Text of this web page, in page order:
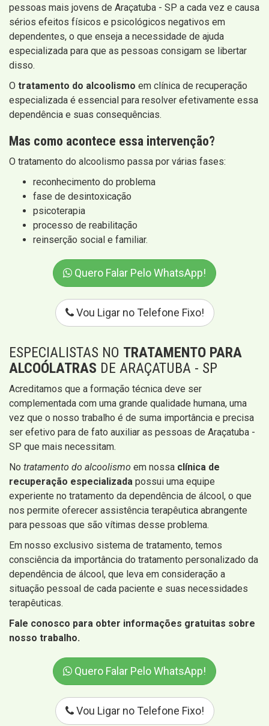
pessoas mais jovens de Araçatuba - SP a cada vez e causa
sérios efeitos físicos e psicológicos negativos em
dependentes, o que enseja a necessidade de ajuda
especializada para que as pessoas consigam se libertar
disso.
O tratamento do alcoolismo em clínica de recuperação
especializada é essencial para resolver efetivamente essa
dependência e suas consequências.
Mas como acontece essa intervenção?
O tratamento do alcoolismo passa por várias fases:
reconhecimento do problema
fase de desintoxicação
psicoterapia
processo de reabilitação
reinserção social e familiar.
Quero Falar Pelo WhatsApp!
Vou Ligar no Telefone Fixo!
ESPECIALISTAS NO TRATAMENTO PARA
ALCOÓLATRAS DE ARAÇATUBA - SP
Acreditamos que a formação técnica deve ser
complementada com uma grande qualidade humana, uma
vez que o nosso trabalho é de suma importância e precisa
ser efetivo para de fato auxiliar as pessoas de Araçatuba -
SP que mais necessitam.
No tratamento do alcoolismo em nossa clínica de
recuperação especializada ​​possui uma equipe
experiente no tratamento da dependência de álcool, o que
nos permite oferecer assistência terapêutica abrangente
para pessoas que são vítimas desse problema.
Em nosso exclusivo sistema de tratamento, temos
consciência da importância do tratamento personalizado da
dependência de álcool, que leva em consideração a
situação pessoal de cada paciente e suas necessidades
terapêuticas.
Fale conosco para obter informações gratuitas sobre
nosso trabalho.
Quero Falar Pelo WhatsApp!
Vou Ligar no Telefone Fixo!